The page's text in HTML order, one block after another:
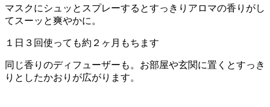
マスクにシュッとスプレーするとすっきりアロマの香りがし
てスーッと爽やかに。
１日３回使っても約２ヶ月もちます
同じ香りのディフューザーも。お部屋や玄関に置くとすっき
りとしたかおりが広がります。